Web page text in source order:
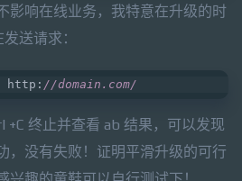
影响在线业务，我特意在升级的时
送请求：
http: //domain.com/
+C 终止并查看 ab 结果，可以发现
，没有失败！证明平滑升级的可行